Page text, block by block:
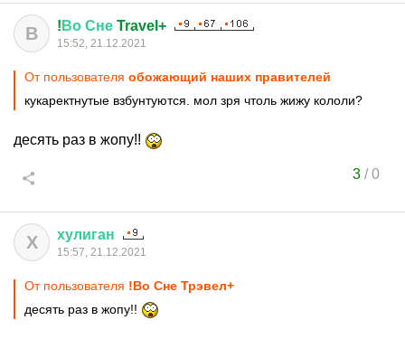
В ! Во Сне Travel+
15:52, 21.12.2021
От пользователя обожающий наших правителей
кукаректнутые взбунтуются. мол зря чтоль жижу кололи?
десять раз в жопу!!
3/0
Х хулиган
15:57, 21.12.2021
От пользователя !Во Сне Трэвел+
десять раз в жопу!!